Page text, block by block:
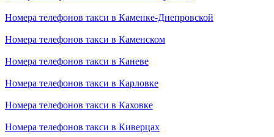
Номера телефонов такси в Каменке-Днепровской
Номера телефонов такси в Каменском
Номера телефонов такси в Каневе
Номера телефонов такси в Карловке
Номера телефонов такси в Каховке
Номера телефонов такси в Киверцах